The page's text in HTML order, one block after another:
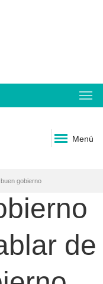
Menú
gobierno
de